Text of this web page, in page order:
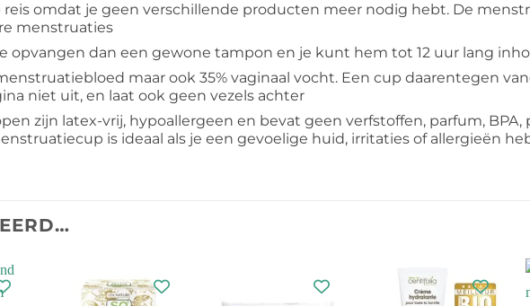
omdat je geen verschillende producten meer nodig hebt. De
menstruaties
opvangen dan een gewone tampon en je kunt hem tot 12 uur lang
maar ook 35% vaginaal vocht. Een cup daarentegen
niet uit, en laat ook geen vezels achter
zijn latex-vrij, hypoallergeen en bevat geen verfstoffen, parfum, BPA,
is ideaal als je een gevoelige huid, irritaties of allergieën